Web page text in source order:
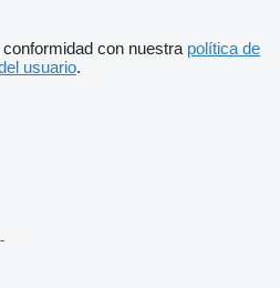
con nuestra política de
usuario.